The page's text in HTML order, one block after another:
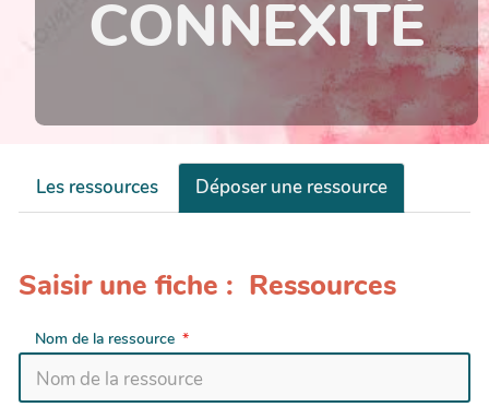
CONNEXITÉ
Les ressources Déposer une ressource
Saisir une fiche : Ressources
Nom de la ressource